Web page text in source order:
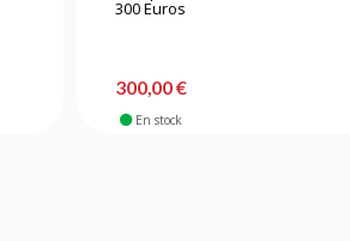
300 Euros
300,00 €
En stock